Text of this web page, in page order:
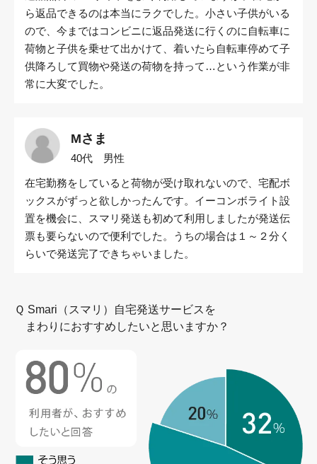
ら返品できるのは本当にラクでした。小さい子供がいる
ので、今まではコンビニに返品発送に行くのに自転車に
荷物と子供を乗せて出かけて、着いたら自転車停めて子
供降ろして買物や発送の荷物を持って…という作業が非
常に大変でした。
Mさま
40代 男性
在宅勤務をしていると荷物が受け取れないので、宅配ボ
ックスがずっと欲しかったんです。イーコンボライト設
置を機会に、スマリ発送も初めて利用しましたが発送伝
票も要らないので便利でした。うちの場合は１～２分く
らいで発送完了できちゃいました。
Ｑ Smari（スマリ）自宅発送サービスを
まわりにおすすめしたいと思いますか？